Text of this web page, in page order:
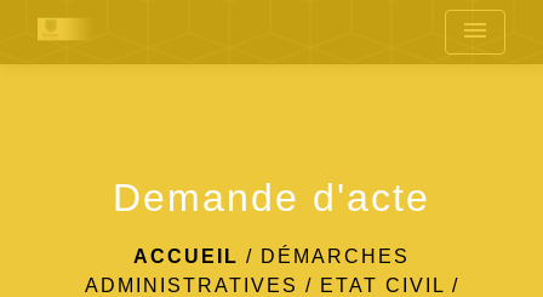
menu
Demande d'acte
ACCUEIL / DÉMARCHES
ADMINISTRATIVES / ETAT CIVIL /